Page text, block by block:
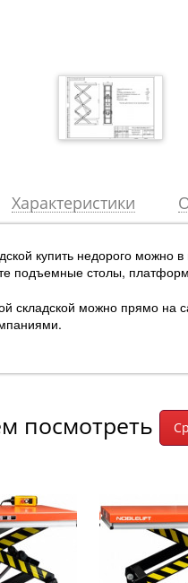
Характеристики
купить недорого можно
подъемные столы,
складской можно прямо на
посмотреть